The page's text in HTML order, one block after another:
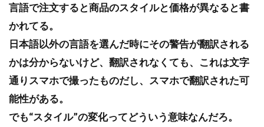
言語で注文すると商品のスタイルと価格が異なると書
かれてる。
日本語以外の言語を選んだ時にその警告が翻訳される
かは分からないけど、翻訳されなくても、これは文字
通りスマホで撮ったものだし、スマホで翻訳された可
能性がある。
でも“スタイル”の変化ってどういう意味なんだろ。